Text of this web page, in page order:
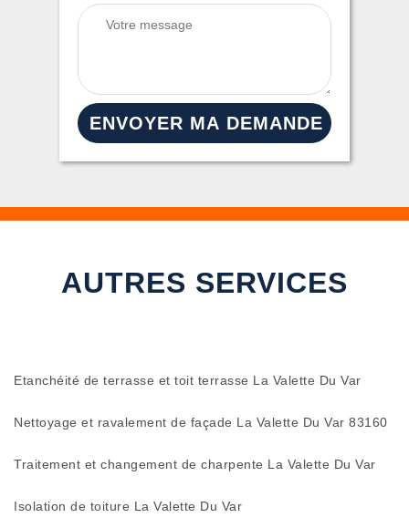
AUTRES SERVICES
Etanchéité de terrasse et toit terrasse La Valette Du Var
Nettoyage et ravalement de façade La Valette Du Var 83160
Traitement et changement de charpente La Valette Du Var
Isolation de toiture La Valette Du Var